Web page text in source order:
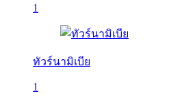
1
ทัวร์นามิเบีย
1